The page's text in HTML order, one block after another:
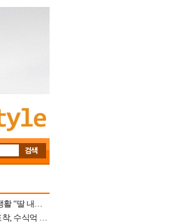
배우 최일순, 이혼 후 20년 산속 생활 “딸 내가 버렸다고 원망‥맘 아파”(특종)[어제TV]
‘혼외자→유부남’ 정우성 근황 포착, 수식억 해킹 피해 후배 만났다 “존경하는”